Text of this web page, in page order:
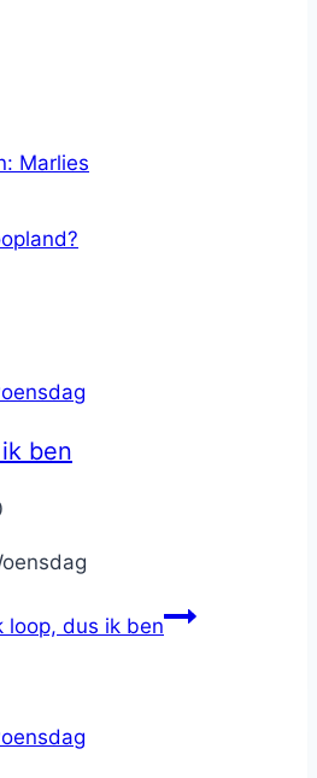
Marlies
ben
loop, dus ik ben